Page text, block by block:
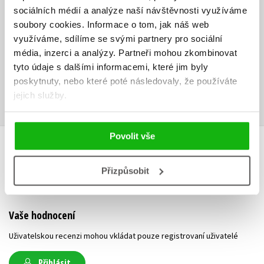
sociálních médií a analýze naší návštěvnosti využíváme
soubory cookies. Informace o tom, jak náš web
využíváme, sdílíme se svými partnery pro sociální
média, inzerci a analýzy. Partneři mohou zkombinovat
tyto údaje s dalšími informacemi, které jim byly
poskytnuty, nebo které poté následovaly, že používáte
jejich služby.
Povolit vše
Přizpůsobit
na vývoji jádra Drupalu a tvorbě a údržbě jeho modulů. Zároveň
aktivně působí v rámci komunity systému Drupal. Více informací
najdete v knize.
Ke stažení
PDF Obsah.pdf ZIP Příloha.zip PDF Ukázka.pdf
HODNOCENÍ ČTENÁŘŮ
V současné době nejsou vytvořena žádná uživatelská hodnocení.
Vaše hodnocení
Uživatelskou recenzi mohou vkládat pouze registrovaní uživatelé